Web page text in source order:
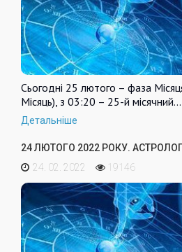
Сьогодні 25 лютого – фаза
Місяць), з 03:20 – 25-й місячний…
Детальніше
24 ЛЮТОГО 2022 РОКУ.
24. 02. 2022
19146